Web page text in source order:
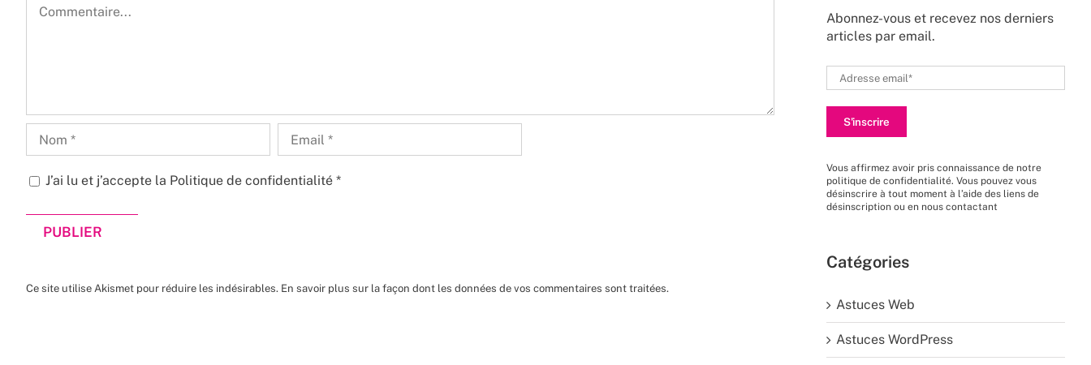
J’ai lu et j’accepte la Politique de confidentialité *
Ce site utilise Akismet pour réduire les indésirables. En savoir plus sur la façon dont les données de vos commentaires sont traitées.
Abonnez-vous et recevez nos derniers
articles par email.
Vous affirmez avoir pris connaissance de notre
politique de confidentialité. Vous pouvez vous
désinscrire à tout moment à l’aide des liens de
désinscription ou en nous contactant
Catégories
Astuces Web
Astuces WordPress